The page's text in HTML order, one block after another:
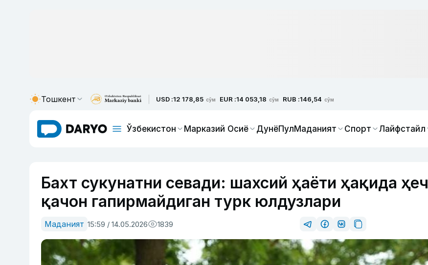
Тошкент USD :12 178,85 сўм EUR :14 053,18 сўм RUB :146,54 сўм
Ўзбекистон Марказий Осиё ДунёПулМаданият Спорт Лайфстайл
Бахт сукунатни севади: шахсий ҳаёти ҳақида ҳеч
қачон гапирмайдиган турк юлдузлари
Маданият 15:59 / 14.05.2026 1839